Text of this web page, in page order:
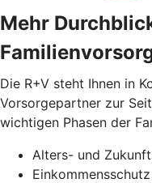
Mehr
Die R+V steht Ihnen in
Vorsorgepartner zur
wichtigen Phasen der
Alters- und
Einkommensschutz